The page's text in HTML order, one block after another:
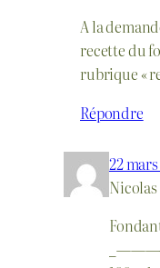
A la
recette du
rubrique «
Répondre
22